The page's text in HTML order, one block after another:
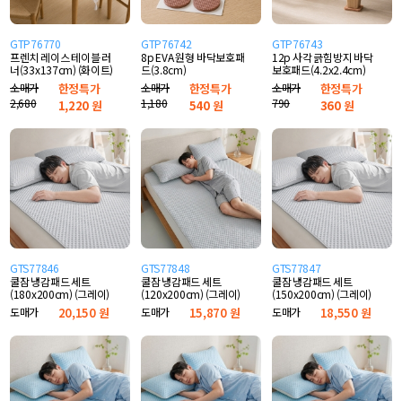
GTP76770
프렌치 레이스 테이블 러
너(33x137cm) (화이트)
소매가
2,680
한정특가
1,220원
GTP76742
8p EVA 원형 바닥보호패
드(3.8cm)
소매가
1,180
한정특가
540원
GTP76743
12p 사각 긁힘방지 바닥
보호패드(4.2x2.4cm)
소매가
790
한정특가
360원
GTS77846
쿨잠 냉감패드 세트
(180x200cm) (그레이)
도매가
20,150 원
GTS77848
쿨잠 냉감패드 세트
(120x200cm) (그레이)
도매가
15,870 원
GTS77847
쿨잠 냉감패드 세트
(150x200cm) (그레이)
도매가
18,550 원